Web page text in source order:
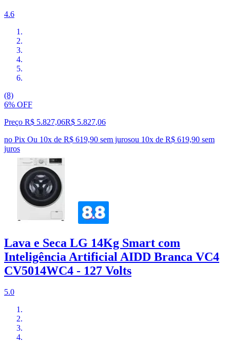
4.6
(8)
6% OFF
Preço R$ 5.827,06R$ 5.827,06
no Pix Ou 10x de R$ 619,90 sem jurosou 10x de R$ 619,90 sem
juros
Lava e Seca LG 14Kg Smart com
Inteligência Artificial AIDD Branca VC4
CV5014WC4 - 127 Volts
5.0